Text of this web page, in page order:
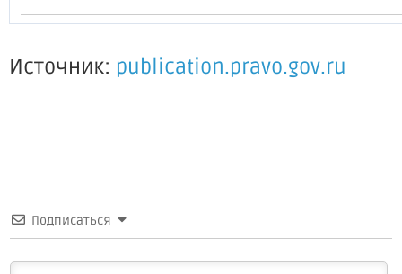
Источник: publication.pravo.gov.ru
Подписаться